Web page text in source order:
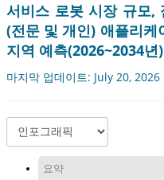
서비스 로봇 시장 규모,
(전문 및 개인) 애플리
지역 예측(2026~2034년)
마지막 업데이트: July 20,
요약